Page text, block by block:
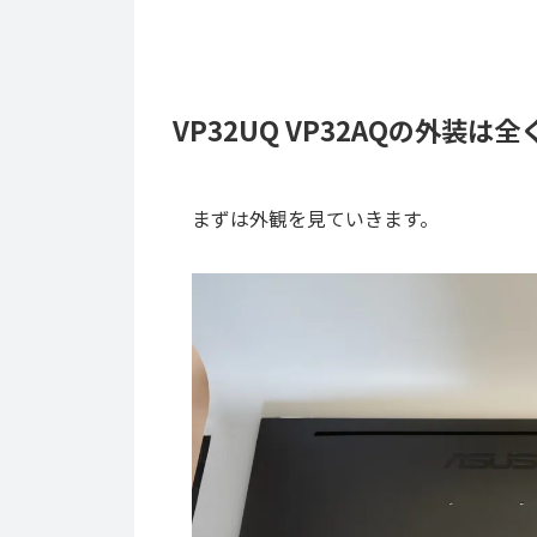
VP32UQ VP32AQの外装は全
まずは外観を見ていきます。